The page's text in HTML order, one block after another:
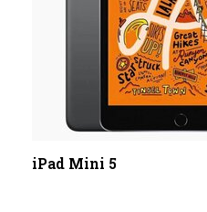
iPad Mini 5